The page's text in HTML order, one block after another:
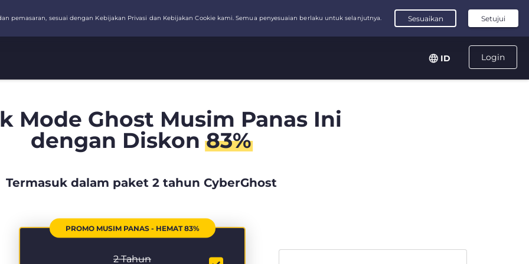
Login
ID
Mode Ghost Musim Panas Ini
dengan Diskon83%
Termasuk dalam paket 2 tahun CyberGhost
PROMO MUSIM PANAS - HEMAT 83%
2 Tahun